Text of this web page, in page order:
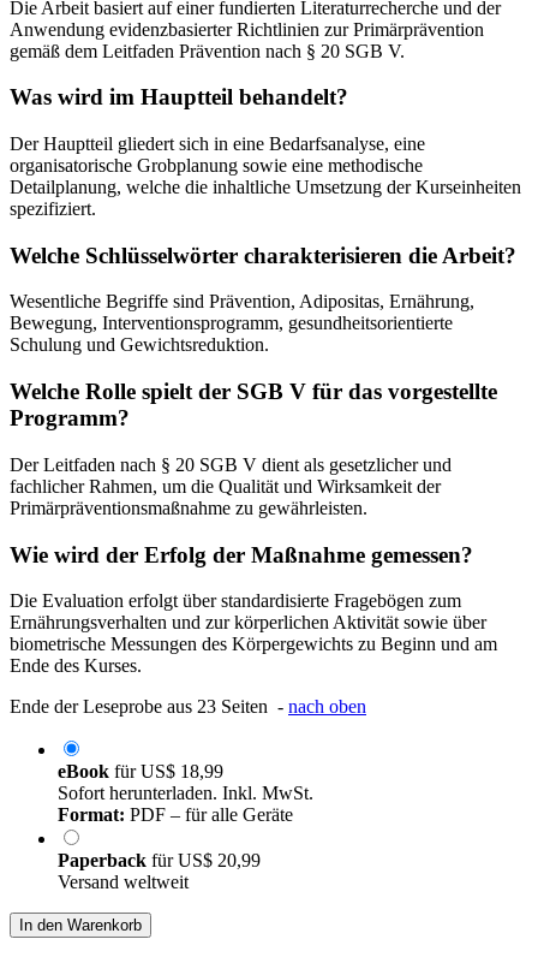
Die Arbeit basiert auf einer fundierten Literaturrecherche und der
Anwendung evidenzbasierter Richtlinien zur Primärprävention
gemäß dem Leitfaden Prävention nach § 20 SGB V.
Was wird im Hauptteil behandelt?
Der Hauptteil gliedert sich in eine Bedarfsanalyse, eine
organisatorische Grobplanung sowie eine methodische
Detailplanung, welche die inhaltliche Umsetzung der Kurseinheiten
spezifiziert.
Welche Schlüsselwörter charakterisieren die Arbeit?
Wesentliche Begriffe sind Prävention, Adipositas, Ernährung,
Bewegung, Interventionsprogramm, gesundheitsorientierte
Schulung und Gewichtsreduktion.
Welche Rolle spielt der SGB V für das vorgestellte
Programm?
Der Leitfaden nach § 20 SGB V dient als gesetzlicher und
fachlicher Rahmen, um die Qualität und Wirksamkeit der
Primärpräventionsmaßnahme zu gewährleisten.
Wie wird der Erfolg der Maßnahme gemessen?
Die Evaluation erfolgt über standardisierte Fragebögen zum
Ernährungsverhalten und zur körperlichen Aktivität sowie über
biometrische Messungen des Körpergewichts zu Beginn und am
Ende des Kurses.
Ende der Leseprobe aus 23 Seiten - nach oben
eBook fürUS$ 18,99
Sofort herunterladen. Inkl. MwSt.
Format: PDF – für alle Geräte
Paperback fürUS$ 20,99
Versand weltweit
In den Warenkorb